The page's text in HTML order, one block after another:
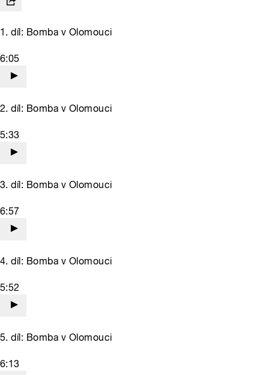
1. díl: Bomba v Olomouci
6:05
2. díl: Bomba v Olomouci
5:33
3. díl: Bomba v Olomouci
6:57
4. díl: Bomba v Olomouci
5:52
5. díl: Bomba v Olomouci
6:13